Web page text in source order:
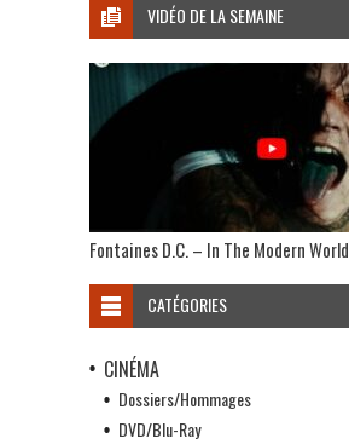
VIDÉO DE LA SEMAINE
Fontaines D.C. – In The Modern World
CATÉGORIES
CINÉMA
Dossiers/Hommages
DVD/Blu-Ray